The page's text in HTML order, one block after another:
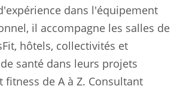
dans l'équipement
il accompagne les salles de
hôtels, collectivités et
santé dans leurs projets
fitness de A à Z. Consultant